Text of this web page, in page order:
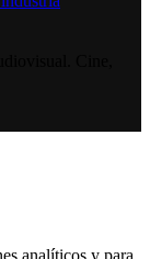
analíticos y para